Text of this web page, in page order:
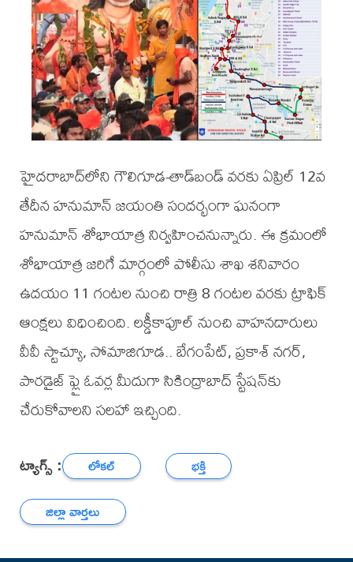
హైదరాబాద్‌లోని గౌలిగూడ-తాడ్‌బండ్‌ వరకు ఏప్రిల్ 12వ
తేదీన హనుమాన్ జయంతి సందర్భంగా ఘనంగా
హనుమాన్ శోభాయాత్ర నిర్వహించనున్నారు. ఈ క్రమంలో
శోభాయాత్ర జరిగే మార్గంలో పోలీసు శాఖ శనివారం
ఉదయం 11 గంటల నుంచి రాత్రి 8 గంటల వరకు ట్రాఫిక్
ఆంక్షలు విధించింది. లక్డీకాపూల్ నుంచి వాహనదారులు
వీవీ స్టాచ్యూ, సోమాజిగూడ.. బేగంపేట్, ప్రకాశ్ నగర్,
పారడైజ్ ఫ్లై ఓవర్ల మీదుగా సికింద్రాబాద్ స్టేషన్‌కు
చేరుకోవాలని సలహా ఇచ్చింది.
ట్యాగ్స్ : లోకల్
భక్తి
జిల్లా వార్తలు